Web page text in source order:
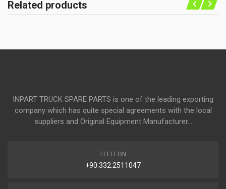
Related products
INPART TRUCK SPARE PARTS is one of the leading exporting
company which has quite special agreements with the local
suppliers and Original Equipment Manufacturer...
TELEFON
+90.332.2511047